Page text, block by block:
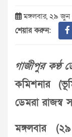
মঙ্গলবার, ২৯
শেয়ার করুন:
গাজীপুর কণ্ঠ
কমিশনার
ডেমরা রাজস্ব
মঙ্গলবার